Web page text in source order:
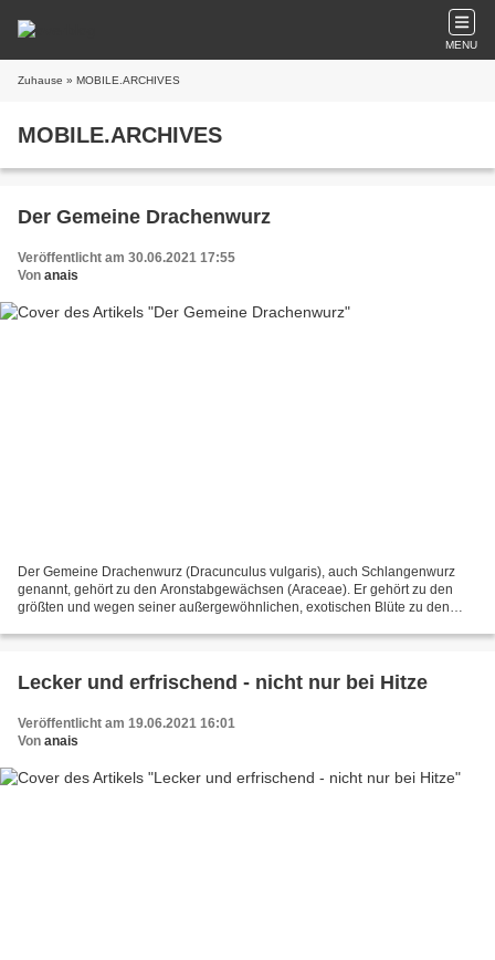
MENU
Zuhause » MOBILE.ARCHIVES
MOBILE.ARCHIVES
Der Gemeine Drachenwurz
Veröffentlicht am 30.06.2021 17:55
Von anais
Der Gemeine Drachenwurz (Dracunculus vulgaris), auch Schlangenwurz
genannt, gehört zu den Aronstabgewächsen (Araceae). Er gehört zu den
größten und wegen seiner außergewöhnlichen, exotischen Blüte zu den
Lecker und erfrischend - nicht nur bei Hitze
Veröffentlicht am 19.06.2021 16:01
Von anais